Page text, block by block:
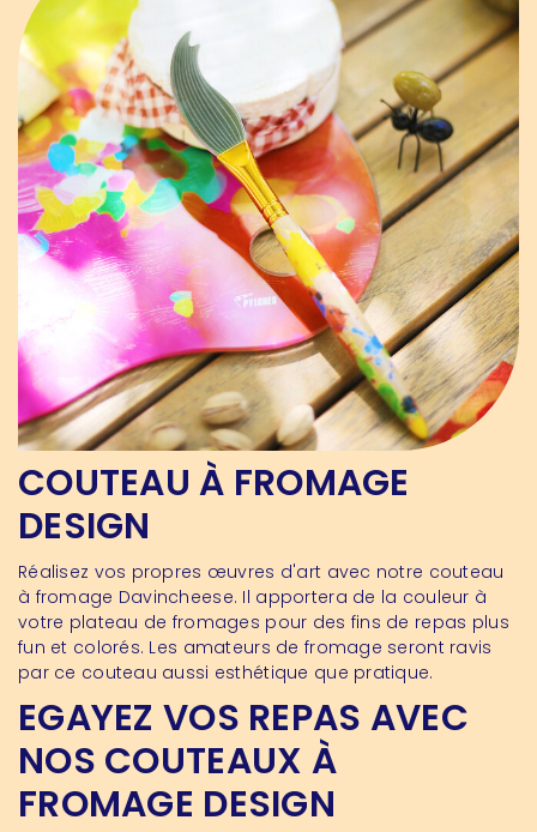
COUTEAU À FROMAGE
DESIGN
Réalisez vos propres œuvres d'art avec notre couteau
à fromage Davincheese. Il apportera de la couleur à
votre plateau de fromages pour des fins de repas plus
fun et colorés. Les amateurs de fromage seront ravis
par ce couteau aussi esthétique que pratique.
EGAYEZ VOS REPAS AVEC
NOS COUTEAUX À
FROMAGE DESIGN